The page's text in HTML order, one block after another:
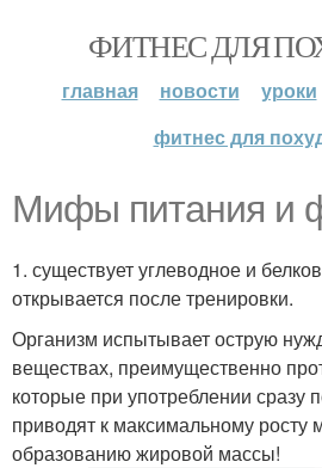
ФИТНЕС ДЛЯ
главная новости уроки
фитнес для
Мифы питания и
1. существует углеводное и
открывается после тренировки.
Организм испытывает острую
веществах, преимущественно
которые при употреблении сразу
приводят к максимальному
образованию жировой массы!